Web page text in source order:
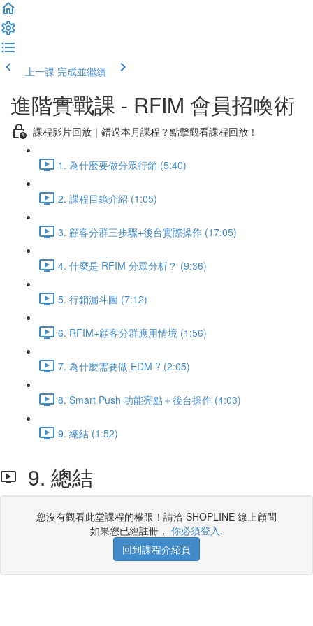
上一課 完成並繼續
進階實戰課 - RFIM 會員招喚術
課程影片回放｜錯過本月課程？點擊觀看課程回放！
1. 為什麼要做分眾行銷 (5:40)
2. 課程目錄介紹 (1:05)
3. 顧客分群三步驟+後台實際操作 (17:05)
4. 什麼是 RFIM 分眾分析？ (9:36)
5. 行銷漏斗圖 (7:12)
6. RFIM+顧客分群應用情境 (1:56)
7. 為什麼需要做 EDM ? (2:05)
8. Smart Push 功能亮點＋後台操作 (4:03)
9. 總結 (1:52)
9. 總結
您沒有觀看此堂課程的權限！請洽 SHOPLINE 線上顧問
如果您已經註冊， 你必須登入.
回到課程介紹頁